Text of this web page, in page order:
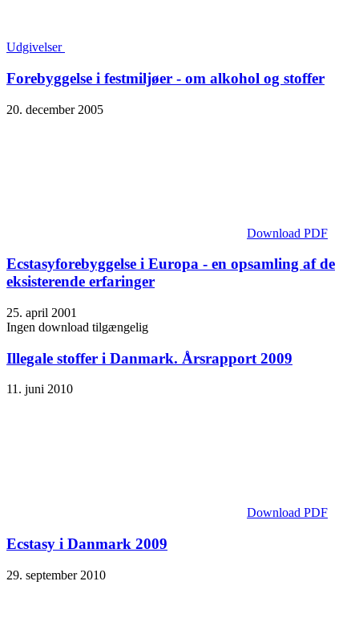
Udgivelser
Forebyggelse i festmiljøer - om alkohol og stoffer
20. december 2005
Download PDF
Ecstasyforebyggelse i Europa - en opsamling af de
eksisterende erfaringer
25. april 2001
Ingen download tilgængelig
Illegale stoffer i Danmark. Årsrapport 2009
11. juni 2010
Download PDF
Ecstasy i Danmark 2009
29. september 2010